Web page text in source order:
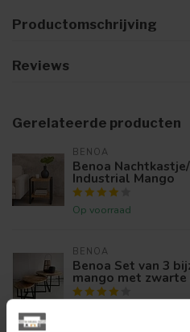
Productomschrijving
Reviews
Gerelateerde producten
BENOA
Benoa
Industrial Mango
Op voorraad
BENOA
Benoa Set van 3
mango met